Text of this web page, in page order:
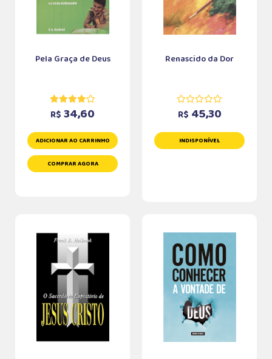
Pela Graça de Deus
R$ 34,60
ADICIONAR AO CARRINHO
COMPRAR AGORA
Renascido da Dor
R$ 45,30
INDISPONÍVEL